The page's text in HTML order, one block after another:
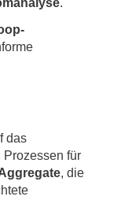
.
das
für
, die